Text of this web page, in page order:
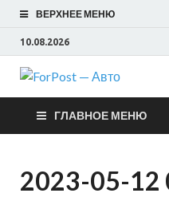
ВЕРХНЕЕ МЕНЮ
10.08.2026
ГЛАВНОЕ МЕНЮ
2023-05-12